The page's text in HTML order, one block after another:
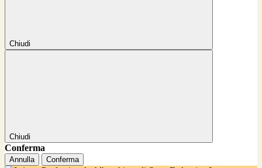
Chiudi
Chiudi
Conferma
Annulla Conferma